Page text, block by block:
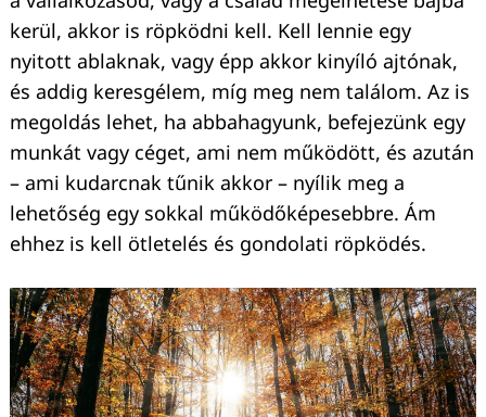
kerül, akkor is röpködni kell. Kell lennie egy
nyitott ablaknak, vagy épp akkor kinyíló ajtónak,
és addig keresgélem, míg meg nem találom. Az is
megoldás lehet, ha abbahagyunk, befejezünk egy
munkát vagy céget, ami nem működött, és azután
– ami kudarcnak tűnik akkor – nyílik meg a
lehetőség egy sokkal működőképesebbre. Ám
ehhez is kell ötletelés és gondolati röpködés.